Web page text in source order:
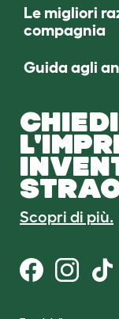
Le migliori
compagnia
Guida agli
CHIEDI
Scopri di più.